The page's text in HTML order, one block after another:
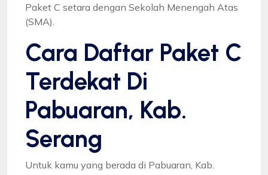
Paket C setara dengan Sekolah Menengah Atas
(SMA).
Cara Daftar Paket C
Terdekat Di
Pabuaran, Kab.
Serang
Untuk kamu yang berada di Pabuaran, Kab.